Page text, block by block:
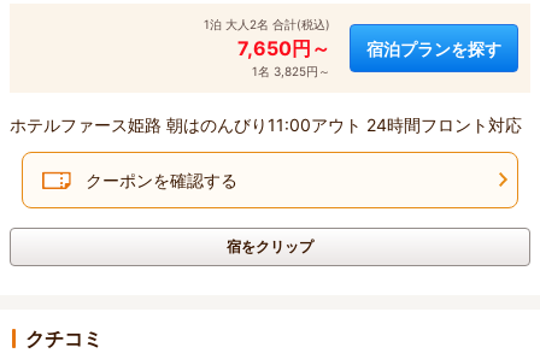
1泊 大人2名 合計(税込)
7,650円～
1名 3,825円～
宿泊プランを探す
ホテルファース姫路 朝はのんびり11:00アウト 24時間フロント対応
クーポンを確認する
宿をクリップ
クチコミ